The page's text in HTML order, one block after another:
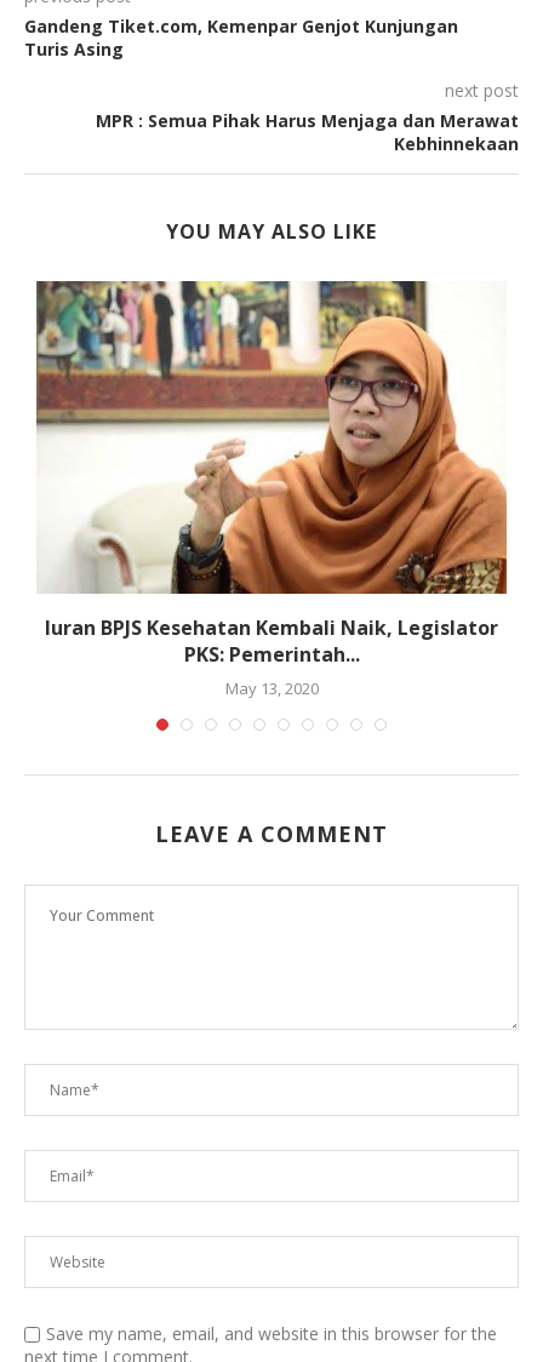
Gandeng Tiket.com, Kemenpar Genjot Kunjungan
Turis Asing
next post
MPR : Semua Pihak Harus Menjaga dan Merawat
Kebhinnekaan
YOU MAY ALSO LIKE
Iuran BPJS Kesehatan Kembali Naik, Legislator
PKS: Pemerintah...
May 13, 2020
LEAVE A COMMENT
Save my name, email, and website in this browser for the
next time I comment.